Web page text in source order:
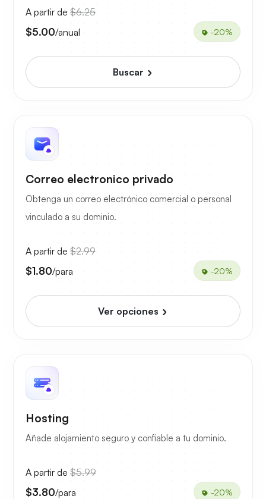
A partir de $6.25
$5.00/anual -20%
Buscar
Correo electronico privado
Obtenga un correo electrónico comercial o personal
vinculado a su dominio.
A partir de $2.99
$1.80/para -20%
Ver opciones
Hosting
Añade alojamiento seguro y confiable a tu dominio.
A partir de $5.99
$3.80/para -20%